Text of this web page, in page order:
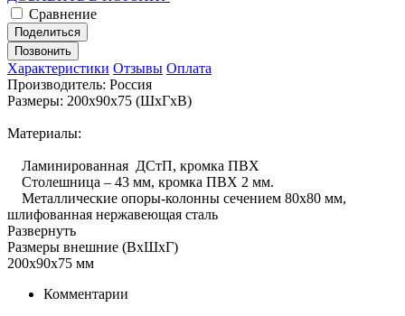
Сравнение
Поделиться
Позвонить
Характеристики Отзывы Оплата
Производитель: Россия
Размеры: 200x90x75 (ШхГхВ)
Материалы:
Ламинированная ДСтП, кромка ПВХ
Столешница – 43 мм, кромка ПВХ 2 мм.
Металлические опоры-колонны сечением 80х80 мм,
шлифованная нержавеющая сталь
Развернуть
Размеры внешние (ВхШхГ)
200x90x75 мм
Комментарии